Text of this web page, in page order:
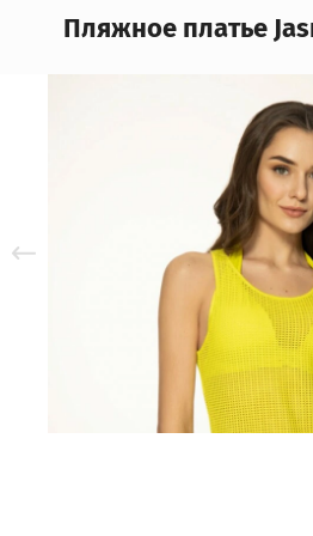
Пляжное платье